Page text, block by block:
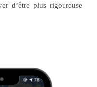
d’être plus rigoureuse